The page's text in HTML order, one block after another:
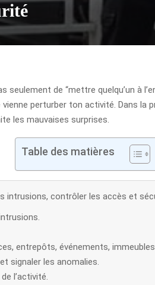
seulement de “mettre quelqu’un à
perturber ton activité. Dans la
les mauvaises surprises.
Table des matières
intrusions, contrôler les accès et
entrepôts, événements, immeubles.
signaler les anomalies.
l’activité.